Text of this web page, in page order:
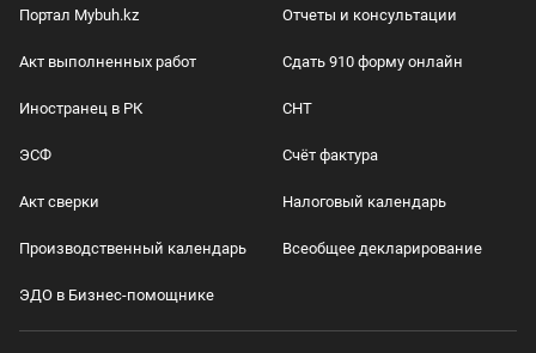
Портал Mybuh.kz Отчеты и консультации
Акт выполненных работ Сдать 910 форму онлайн
Иностранец в РК СНТ
ЭСФ Счёт фактура
Акт сверки Налоговый календарь
Производственный календарь Всеобщее декларирование
ЭДО в Бизнес-помощнике